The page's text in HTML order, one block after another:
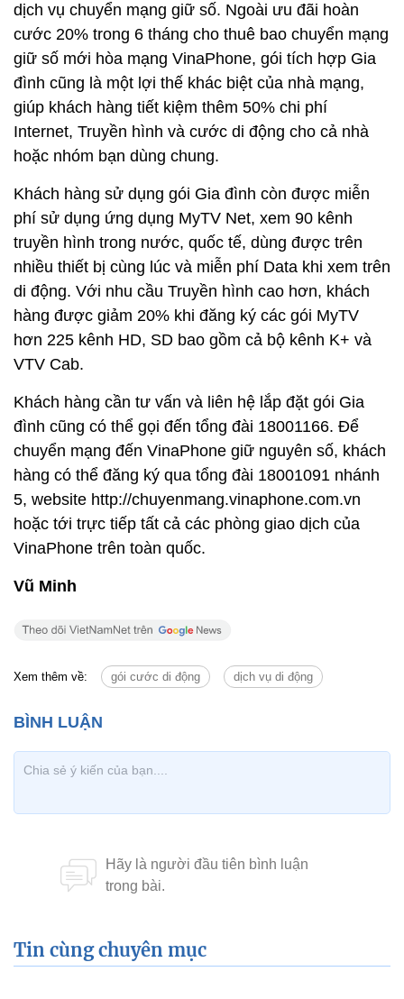
dịch vụ chuyển mạng giữ số. Ngoài ưu đãi hoàn
cước 20% trong 6 tháng cho thuê bao chuyển mạng
giữ số mới hòa mạng VinaPhone, gói tích hợp Gia
đình cũng là một lợi thế khác biệt của nhà mạng,
giúp khách hàng tiết kiệm thêm 50% chi phí
Internet, Truyền hình và cước di động cho cả nhà
hoặc nhóm bạn dùng chung.
Khách hàng sử dụng gói Gia đình còn được miễn
phí sử dụng ứng dụng MyTV Net, xem 90 kênh
truyền hình trong nước, quốc tế, dùng được trên
nhiều thiết bị cùng lúc và miễn phí Data khi xem trên
di động. Với nhu cầu Truyền hình cao hơn, khách
hàng được giảm 20% khi đăng ký các gói MyTV
hơn 225 kênh HD, SD bao gồm cả bộ kênh K+ và
VTV Cab.
Khách hàng cần tư vấn và liên hệ lắp đặt gói Gia
đình cũng có thể gọi đến tổng đài 18001166. Để
chuyển mạng đến VinaPhone giữ nguyên số, khách
hàng có thể đăng ký qua tổng đài 18001091 nhánh
5, website http://chuyenmang.vinaphone.com.vn
hoặc tới trực tiếp tất cả các phòng giao dịch của
VinaPhone trên toàn quốc.
Vũ Minh
Xem thêm về: gói cước di động dịch vụ di động
Tin cùng chuyên mục